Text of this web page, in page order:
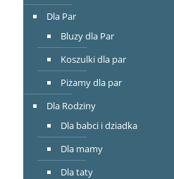
Dla Par
Bluzy dla Par
Koszulki dla par
Piżamy dla par
Dla Rodziny
Dla babci i dziadka
Dla mamy
Dla taty